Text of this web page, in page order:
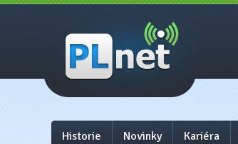
Historie Novinky Kariéra